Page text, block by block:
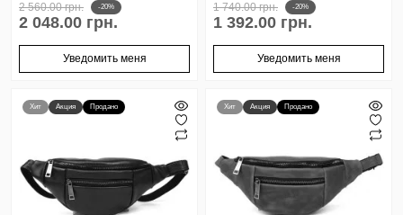
2 560.00 грн. -20%
2 048.00 грн.
Уведомить меня
1 740.00 грн. -20%
1 392.00 грн.
Уведомить меня
Хит Акция Продано Хит Акция Продано